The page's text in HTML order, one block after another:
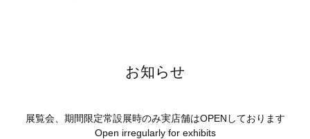
お知らせ
展覧会、期間限定常設展時のみ実店舗はOPENしております
Open irregularly for exhibits